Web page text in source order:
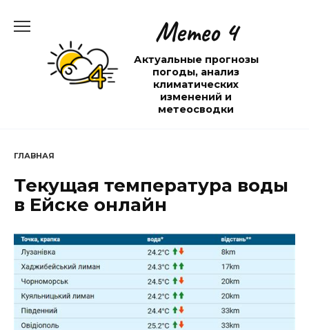
содержанию
Метео 4
Актуальные прогнозы
погоды, анализ
климатических
изменений и
метеосводки
ГЛАВНАЯ
Текущая температура воды
в Ейске онлайн